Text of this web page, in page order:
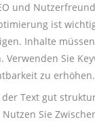
und
ist
Inhalte
Verwenden Sie
zu erhöhen.
der Text gut
Sie